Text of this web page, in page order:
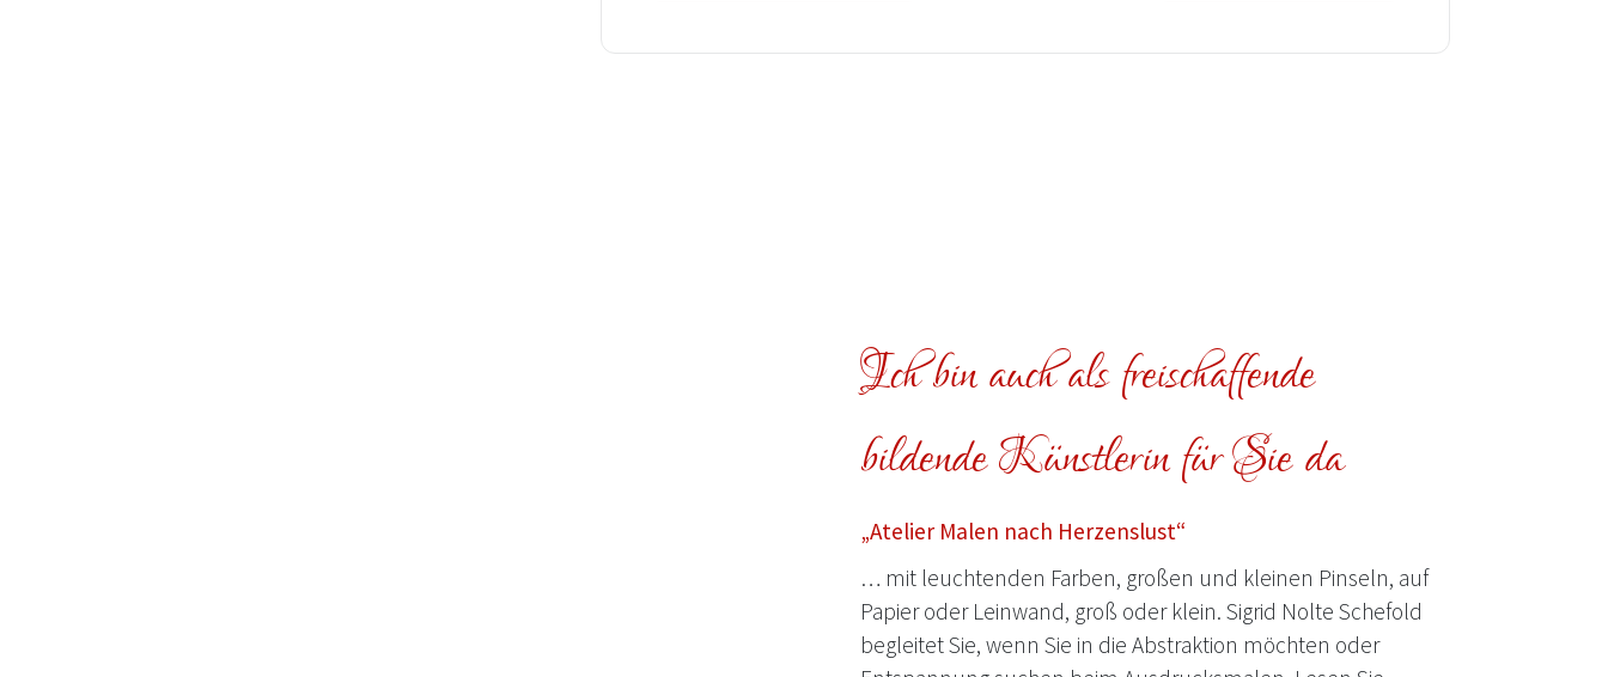
Ich bin auch als freischaffende
bildende Künstlerin für Sie da
„Atelier Malen nach Herzenslust“
… mit leuchtenden Farben, großen und kleinen Pinseln, auf
Papier oder Leinwand, groß oder klein. Sigrid Nolte Schefold
begleitet Sie, wenn Sie in die Abstraktion möchten oder